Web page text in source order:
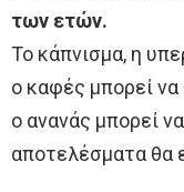
των ετών.
Το κάπνισμα, η
ο καφές μπορεί
ο ανανάς μπορεί
αποτελέσματα θα